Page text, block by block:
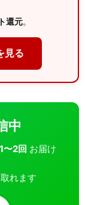
還元。
見る
中
〜2回 お届け
れます